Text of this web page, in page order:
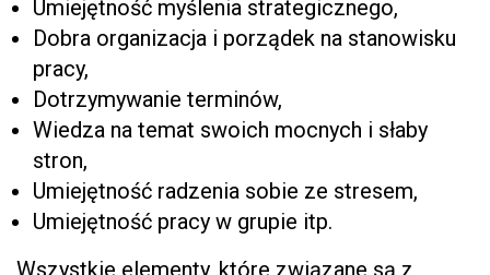
Umiejętność myślenia strategicznego,
Dobra organizacja i porządek na stanowisku
pracy,
Dotrzymywanie terminów,
Wiedza na temat swoich mocnych i słaby
stron,
Umiejętność radzenia sobie ze stresem,
Umiejętność pracy w grupie itp.